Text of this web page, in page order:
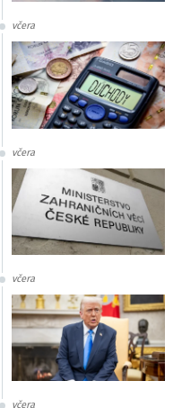
včera
včera
včera
včera